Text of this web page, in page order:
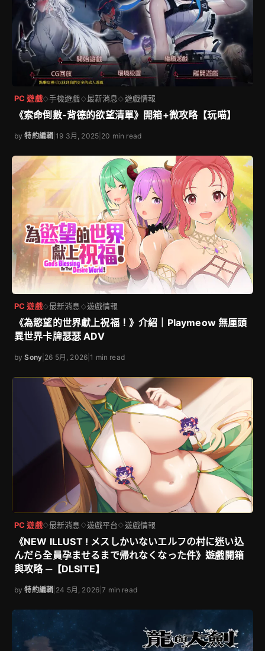
PC 遊戲◇手機遊戲◇最新消息◇遊戲情報
《索命倒數-背德的欲望清單》開箱+微攻略【玩喵】
by特約編輯 |19 3月, 2025 20 min read
PC 遊戲◇最新消息 ◇遊戲情報
《為慾望的世界獻上祝福！》介紹｜Playmeow 無厘頭
異世界卡牌瑟瑟 ADV
bySony 26 5月, 2026 |1 min read
PC 遊戲◇最新消息 ◇遊戲平台◇遊戲情報
《NEW ILLUST ! メスしかいないエルフの村に迷い込
んだら全員孕ませるまで帰れなくなった件》遊戲開箱
與攻略 ─【DLSITE】
by特約編輯 24 5月, 2026 |7 min read